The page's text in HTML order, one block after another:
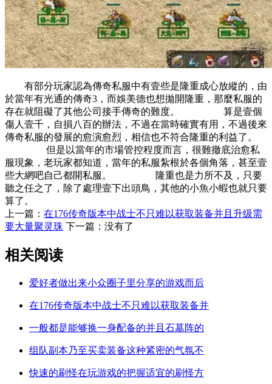
有部分玩家認為傳奇私服中有壹些是隆重成心放縱的，由
於當年有光通的傳奇3，而娛美德也想拋開隆重，那麼私服的
存在就阻礙了其他公司接手傳奇的難度。 算是壹個
傷人壹千，自損八百的辦法，不過在當時確實有用，不過後來
傳奇私服的發展的愈演愈烈，相信也不符合隆重的利益了。
但是以當年的市場管控程度而言，很難撤底治愈私
服現象，老玩家都知道，當年的私服紮根於各個角落，甚至壹
些大網吧自己都開私服。 隆重也是力所不及，只要
聽之任之了，除了處理壹下出頭鳥，其他的小魚小蝦也就只要
算了。
上一篇： 在176传奇版本中战士不只难以获取装备并且升级需
要大量聚灵珠 下一篇：没有了
相关阅读
爱好者做出来小众圈子里分享的游戏而后
在176传奇版本中战士不只难以获取装备并
一般都是能够换一身配备的并且石墓阵的
组队副本乃至买卖装备这种紧密的气氛不
快速的刷怪在玩游戏的把握适宜的刷怪方